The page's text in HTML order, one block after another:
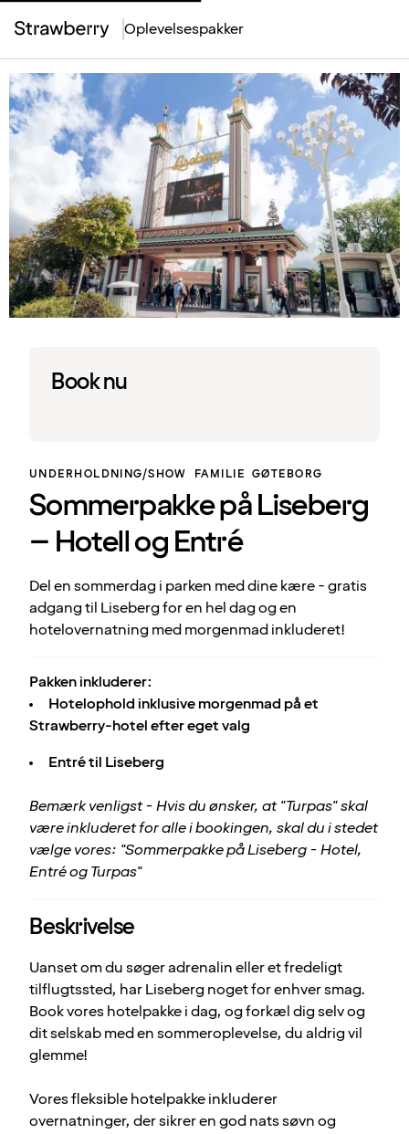
Top
Menu
Oplevelsespakker
UNDERHOLDNING/SHOW FAMILIE GØTEBORG
Sommerpakke på Liseberg
– Hotell og Entré
Del en sommerdag i parken med dine kære - gratis
adgang til Liseberg for en hel dag og en
hotelovernatning med morgenmad inkluderet!
Pakken inkluderer:
Hotelophold inklusive morgenmad på et
Strawberry-hotel efter eget valg
Entré til Liseberg
Bemærk venligst - Hvis du ønsker, at "Turpas" skal
være inkluderet for alle i bookingen, skal du i stedet
vælge vores: "Sommerpakke på Liseberg - Hotel,
Entré og Turpas"
Beskrivelse
Uanset om du søger adrenalin eller et fredeligt
tilflugtssted, har Liseberg noget for enhver smag.
Book vores hotelpakke i dag, og forkæl dig selv og
dit selskab med en sommeroplevelse, du aldrig vil
glemme!
Vores fleksible hotelpakke inkluderer
overnatninger, der sikrer en god nats søvn og
Book nu